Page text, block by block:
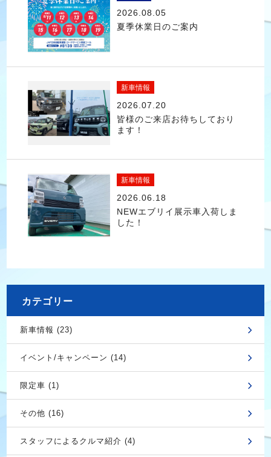
2026.08.05
夏季休業日のご案内
新車情報
2026.07.20
皆様のご来店お待ちしており
ます！
新車情報
2026.06.18
NEWエブリイ展示車入荷しま
した！
カテゴリー
新車情報 (23)
イベント/キャンペーン (14)
限定車 (1)
その他 (16)
スタッフによるクルマ紹介 (4)